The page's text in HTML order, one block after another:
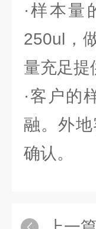
·样本量
250ul，
量充足提
·客户的
融。外
确认。